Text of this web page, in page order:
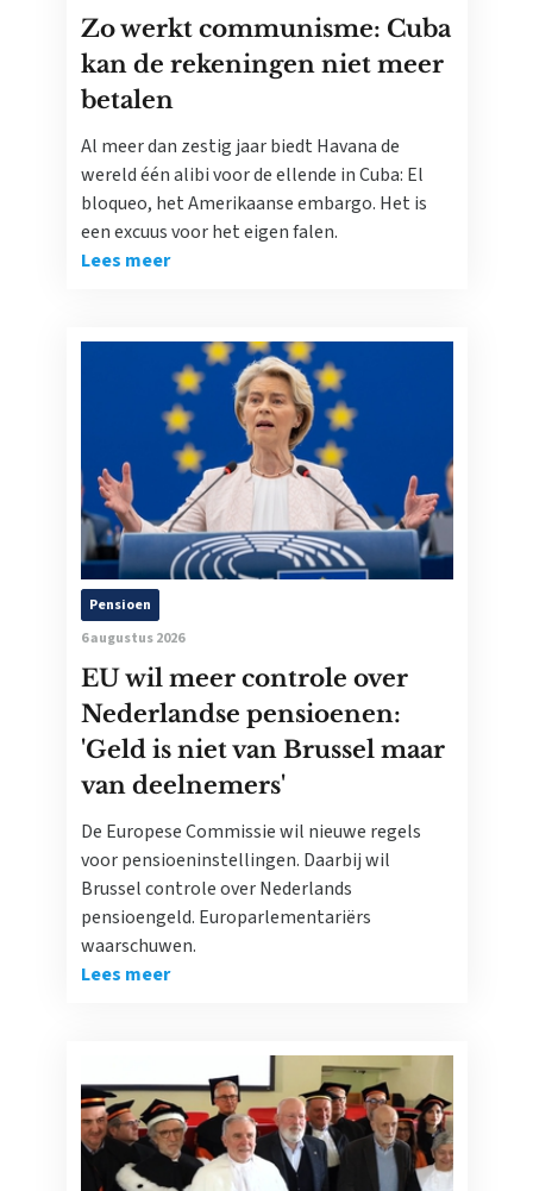
Zo werkt communisme: Cuba
kan de rekeningen niet meer
betalen
Al meer dan zestig jaar biedt Havana de
wereld één alibi voor de ellende in Cuba: El
bloqueo, het Amerikaanse embargo. Het is
een excuus voor het eigen falen.
Lees meer
Pensioen
6 augustus 2026
EU wil meer controle over
Nederlandse pensioenen:
'Geld is niet van Brussel maar
van deelnemers'
De Europese Commissie wil nieuwe regels
voor pensioeninstellingen. Daarbij wil
Brussel controle over Nederlands
pensioengeld. Europarlementariërs
waarschuwen.
Lees meer